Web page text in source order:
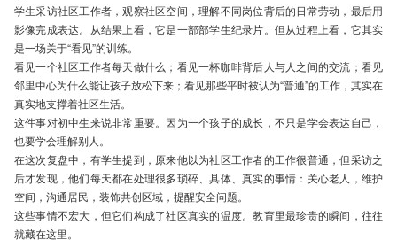
学生采访社区工作者，观察社区空间，理解不同岗位背后的日常劳动，最后用
影像完成表达。从结果上看，它是一部部学生纪录片。但从过程上看，它其实
是一场关于“看见”的训练。
看见一个社区工作者每天做什么；看见一杯咖啡背后人与人之间的交流；看见
邻里中心为什么能让孩子放松下来；看见那些平时被认为“普通”的工作，其实在
真实地支撑着社区生活。
这件事对初中生来说非常重要。因为一个孩子的成长，不只是学会表达自己，
也要学会理解别人。
在这次复盘中，有学生提到，原来他以为社区工作者的工作很普通，但采访之
后才发现，他们每天都在处理很多琐碎、具体、真实的事情：关心老人，维护
空间，沟通居民，装饰共创区域，提醒安全问题。
这些事情不宏大，但它们构成了社区真实的温度。教育里最珍贵的瞬间，往往
就藏在这里。